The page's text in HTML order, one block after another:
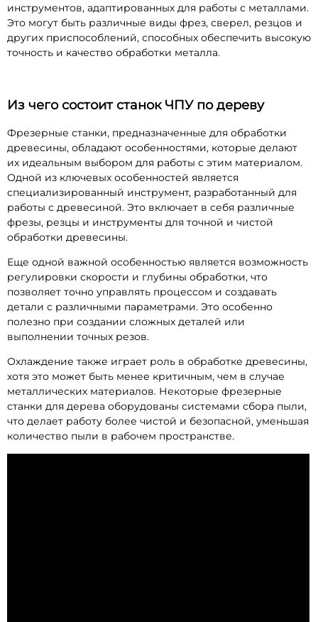
инструментов, адаптированных для работы с металлами.
Это могут быть различные виды фрез, сверел, резцов и
других приспособлений, способных обеспечить высокую
точность и качество обработки металла.
Из чего состоит станок ЧПУ по дереву
Фрезерные станки, предназначенные для обработки
древесины, обладают особенностями, которые делают
их идеальным выбором для работы с этим материалом.
Одной из ключевых особенностей является
специализированный инструмент, разработанный для
работы с древесиной. Это включает в себя различные
фрезы, резцы и инструменты для точной и чистой
обработки древесины.
Еще одной важной особенностью является возможность
регулировки скорости и глубины обработки, что
позволяет точно управлять процессом и создавать
детали с различными параметрами. Это особенно
полезно при создании сложных деталей или
выполнении точных резов.
Охлаждение также играет роль в обработке древесины,
хотя это может быть менее критичным, чем в случае
металлических материалов. Некоторые фрезерные
станки для дерева оборудованы системами сбора пыли,
что делает работу более чистой и безопасной, уменьшая
количество пыли в рабочем пространстве.